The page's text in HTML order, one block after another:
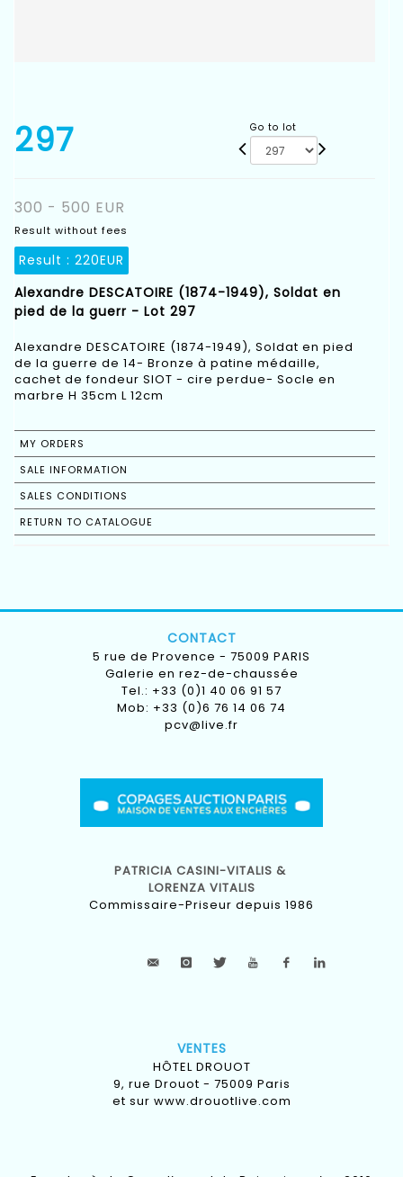
297 Go to lot
300 - 500 EUR
Result without fees
Result : 220EUR
Alexandre DESCATOIRE (1874-1949), Soldat en
pied de la guerr - Lot 297
Alexandre DESCATOIRE (1874-1949), Soldat en pied
de la guerre de 14- Bronze à patine médaille,
cachet de fondeur SIOT - cire perdue- Socle en
marbre H 35cm L 12cm
MY ORDERS
SALE INFORMATION
SALES CONDITIONS
RETURN TO CATALOGUE
CONTACT
5 rue de Provence - 75009 PARIS
Galerie en rez-de-chaussée
Tel.: +33 (0)1 40 06 91 57
Mob: +33 (0)6 76 14 06 74
pcv@live.fr
PATRICIA CASINI-VITALIS &
LORENZA VITALIS
Commissaire-Priseur depuis 1986
VENTES
HÔTEL DROUOT
9, rue Drouot - 75009 Paris
et sur www.drouotlive.com